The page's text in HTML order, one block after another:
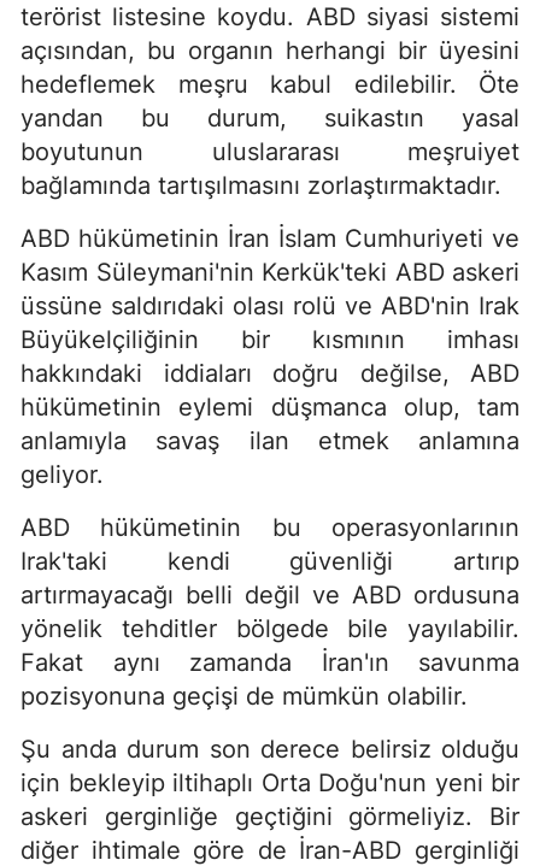
terörist listesine koydu. ABD siyasi sistemi
açısından, bu organın herhangi bir üyesini
hedeflemek meşru kabul edilebilir. Öte
yandan bu durum, suikastın yasal
boyutunun uluslararası meşruiyet
bağlamında tartışılmasını zorlaştırmaktadır.
ABD hükümetinin İran İslam Cumhuriyeti ve
Kasım Süleymani'nin Kerkük'teki ABD askeri
üssüne saldırıdaki olası rolü ve ABD'nin Irak
Büyükelçiliğinin bir kısmının imhası
hakkındaki iddiaları doğru değilse, ABD
hükümetinin eylemi düşmanca olup, tam
anlamıyla savaş ilan etmek anlamına
geliyor.
ABD hükümetinin bu operasyonlarının
Irak'taki kendi güvenliği artırıp
artırmayacağı belli değil ve ABD ordusuna
yönelik tehditler bölgede bile yayılabilir.
Fakat aynı zamanda İran'ın savunma
pozisyonuna geçişi de mümkün olabilir.
Şu anda durum son derece belirsiz olduğu
için bekleyip iltihaplı Orta Doğu'nun yeni bir
askeri gerginliğe geçtiğini görmeliyiz. Bir
diğer ihtimale göre de İran-ABD gerginliği